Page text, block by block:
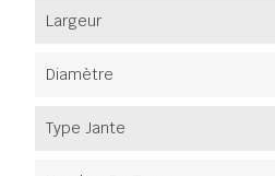
Largeur
Diamètre
Type Jante